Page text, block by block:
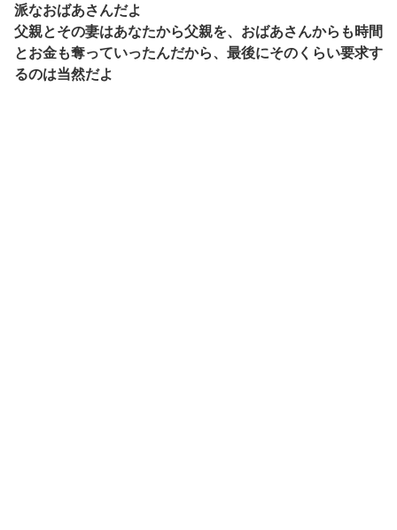
派なおばあさんだよ
父親とその妻はあなたから父親を、おばあさんからも時間
とお金も奪っていったんだから、最後にそのくらい要求す
るのは当然だよ